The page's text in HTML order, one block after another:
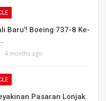
Baru’! Boeing 737-8 Ke-
4 months ago
Pasaran Lonjak